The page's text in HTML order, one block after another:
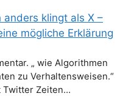
anders klingt als X –
mögliche Erklärung
„ wie Algorithmen
zu Verhaltensweisen.“
Twitter Zeiten…